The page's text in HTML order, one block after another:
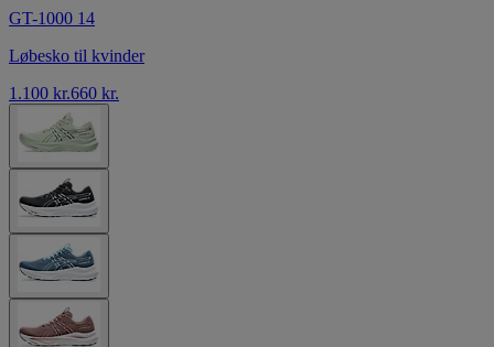
GT-1000 14
Løbesko til kvinder
1.100 kr.660 kr.